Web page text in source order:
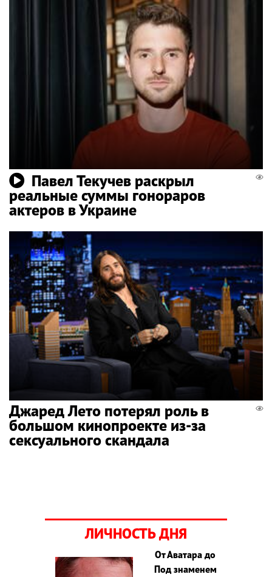
Павел Текучев раскрыл
реальные суммы гонораров
актеров в Украине
Джаред Лето потерял роль в
большом кинопроекте из-за
сексуального скандала
ЛИЧНОСТЬ ДНЯ
От Аватара до
Под знаменем